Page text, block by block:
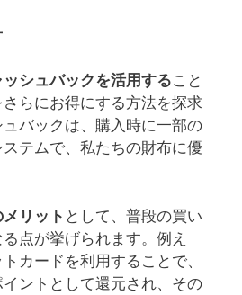
シュバックを活用すること
らにお得にする方法を探求
バックは、購入時に一部の
テムで、私たちの財布に優
リット として、普段の買い
点が挙げられます。例え
カードを利用することで、
ントとして還元され、その